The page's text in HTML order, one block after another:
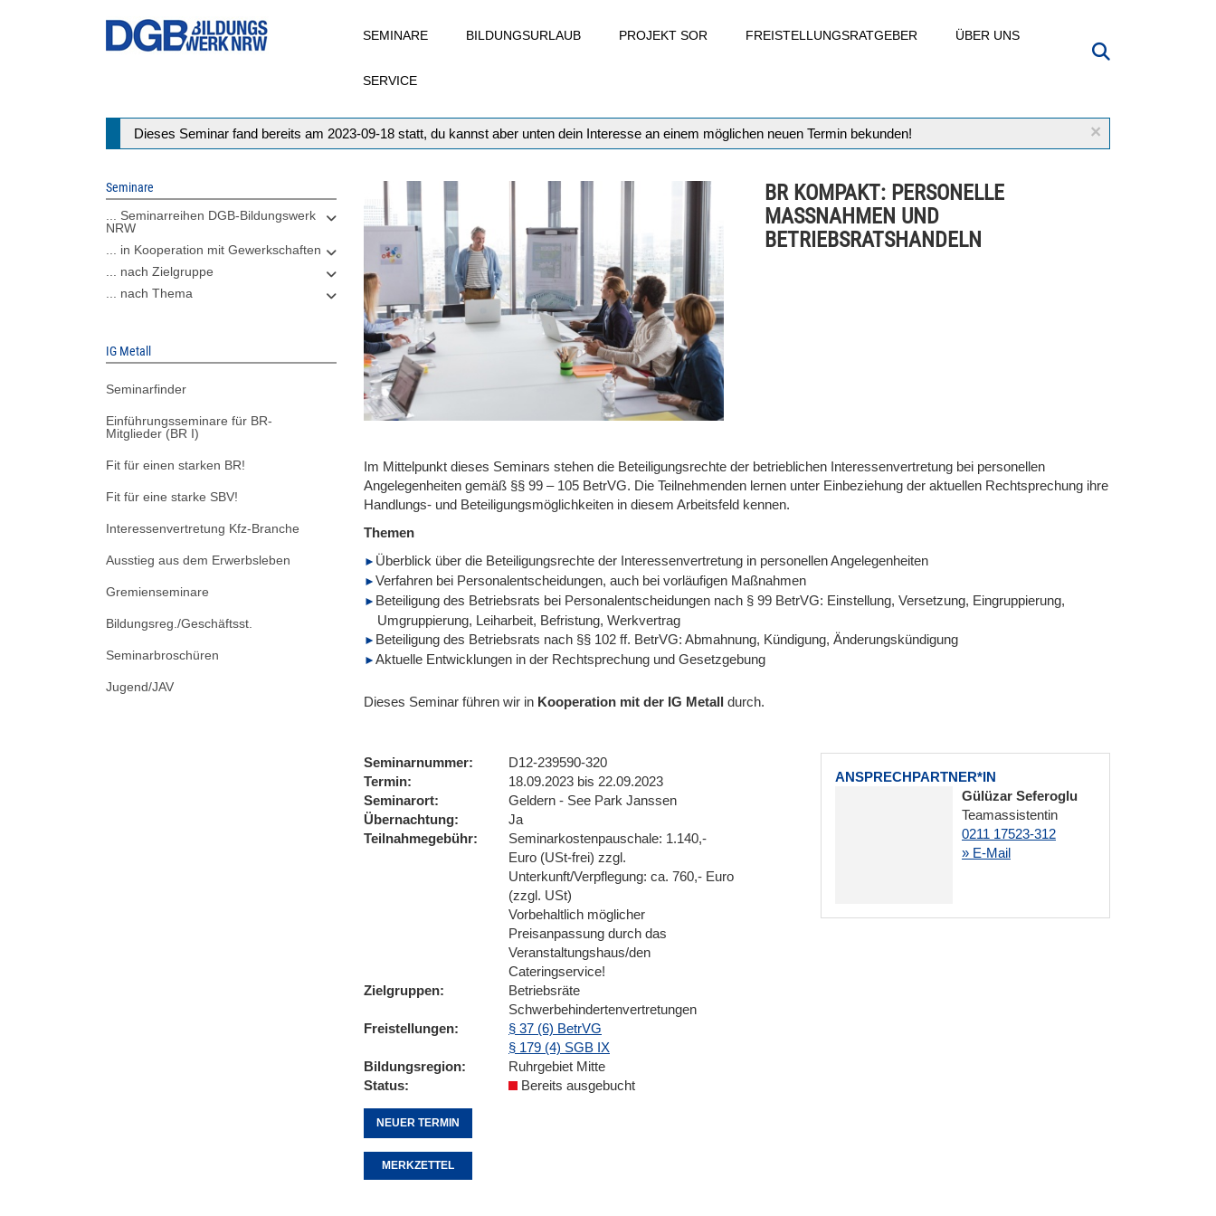
SEMINARE BILDUNGSURLAUB PROJEKT SOR FREISTELLUNGSRATGEBER ÜBER UNS
SERVICE
×
Statusmeldung
Dieses Seminar fand bereits am 2023-09-18 statt, du kannst aber unten dein Interesse an einem möglichen neuen Termin bekunden!
Seminare
... Seminarreihen DGB-Bildungswerk
NRW
... in Kooperation mit Gewerkschaften
... nach Zielgruppe
... nach Thema
IG Metall
Seminarfinder
Einführungsseminare für BR-
Mitglieder (BR I)
Fit für einen starken BR!
Fit für eine starke SBV!
Interessenvertretung Kfz-Branche
Ausstieg aus dem Erwerbsleben
Gremienseminare
Bildungsreg./Geschäftsst.
Seminarbroschüren
Jugend/JAV
BR KOMPAKT: PERSONELLE
MASSNAHMEN UND
BETRIEBSRATSHANDELN
Im Mittelpunkt dieses Seminars stehen die Beteiligungsrechte der betrieblichen Interessenvertretung bei personellen
Angelegenheiten gemäß §§ 99 – 105 BetrVG. Die Teilnehmenden lernen unter Einbeziehung der aktuellen Rechtsprechung ihre
Handlungs- und Beteiligungsmöglichkeiten in diesem Arbeitsfeld kennen.
Themen
Überblick über die Beteiligungsrechte der Interessenvertretung in personellen Angelegenheiten
Verfahren bei Personalentscheidungen, auch bei vorläufigen Maßnahmen
Beteiligung des Betriebsrats bei Personalentscheidungen nach § 99 BetrVG: Einstellung, Versetzung, Eingruppierung,
Umgruppierung, Leiharbeit, Befristung, Werkvertrag
Beteiligung des Betriebsrats nach §§ 102 ff. BetrVG: Abmahnung, Kündigung, Änderungskündigung
Aktuelle Entwicklungen in der Rechtsprechung und Gesetzgebung
Dieses Seminar führen wir in Kooperation mit der IG Metall durch.
ANSPRECHPARTNER*IN
Gülüzar Seferoglu
Teamassistentin
0211 17523-312
» E-Mail
Seminarnummer
D12-239590-320
Termin
18.09.2023 bis 22.09.2023
Seminarort
Geldern - See Park Janssen
Übernachtung
Ja
Teilnahmegebühr
Seminarkostenpauschale: 1.140,-
Euro (USt-frei) zzgl.
Unterkunft/Verpflegung: ca. 760,- Euro
(zzgl. USt)
Vorbehaltlich möglicher
Preisanpassung durch das
Veranstaltungshaus/den
Cateringservice!
Zielgruppen
Betriebsräte
Schwerbehindertenvertretungen
Freistellungen
§ 37 (6) BetrVG
§ 179 (4) SGB IX
Bildungsregion
Ruhrgebiet Mitte
Status
Bereits ausgebucht
NEUER TERMIN
MERKZETTEL